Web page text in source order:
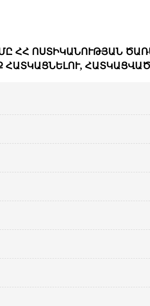
ՀՀ ՈՍՏԻԿԱՆՈՒԹՅԱՆ